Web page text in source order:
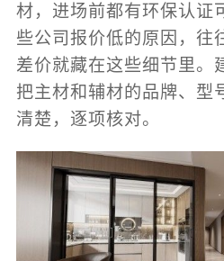
材，进场前都有环保认证
些公司报价低的原因，往
差价就藏在这些细节里。
把主材和辅材的品牌、型
清楚，逐项核对。